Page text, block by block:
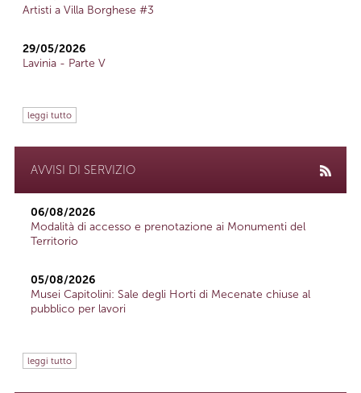
Artisti a Villa Borghese #3
29/05/2026
Lavinia - Parte V
leggi tutto
AVVISI DI SERVIZIO
06/08/2026
Modalità di accesso e prenotazione ai Monumenti del
Territorio
05/08/2026
Musei Capitolini: Sale degli Horti di Mecenate chiuse al
pubblico per lavori
leggi tutto